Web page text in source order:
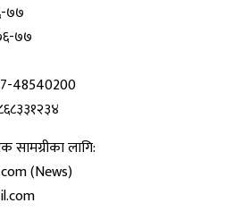
७७
७७
48540200
लागि:
(News)